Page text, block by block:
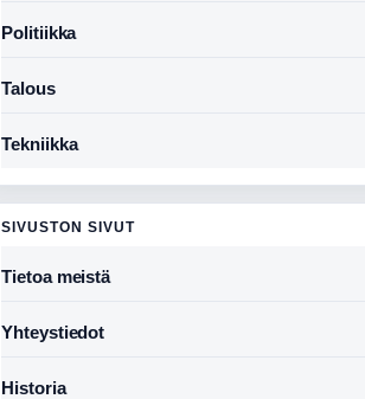
Politiikka
Talous
Tekniikka
SIVUSTON SIVUT
Tietoa meistä
Yhteystiedot
Historia